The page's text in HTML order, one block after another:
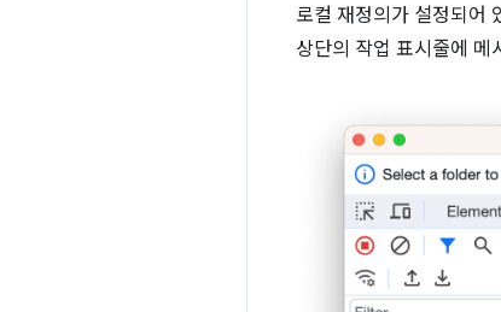
로컬 재정의가 설정되어
상단의 작업 표시줄에